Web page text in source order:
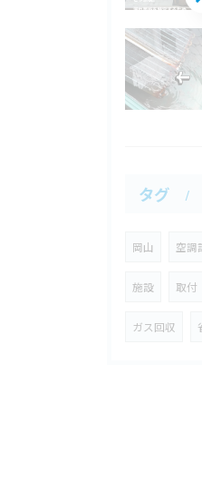
タグ
岡山 空調
施設 取付
ガス回収